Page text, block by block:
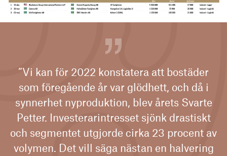
”Vi kan för 2022 konstatera att bostäder
som föregående år var glödhett, och då i
synnerhet nyproduktion, blev årets Svarte
Petter. Investerarintresset sjönk drastiskt
och segmentet utgjorde cirka 23 procent av
volymen. Det vill säga nästan en halvering